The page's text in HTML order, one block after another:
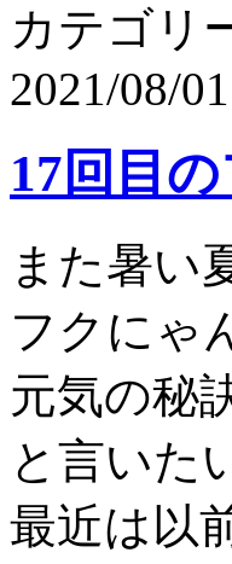
カテゴリ
2021/08/01
17回目
また暑い
フクにゃ
元気の秘
と言いた
最近は以